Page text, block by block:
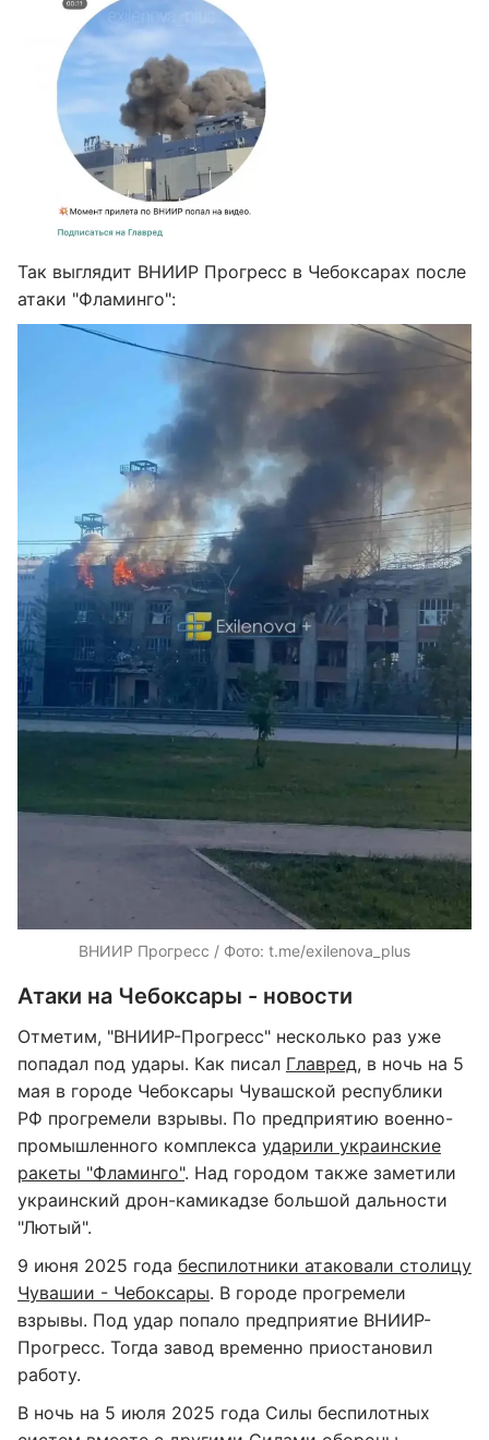
Так выглядит ВНИИР Прогресс в Чебоксарах после
атаки "Фламинго":
ВНИИР Прогресс / Фото: t.me/exilenova_plus
Атаки на Чебоксары - новости
Отметим, "ВНИИР-Прогресс" несколько раз уже
попадал под удары. Как писал Главред, в ночь на 5
мая в городе Чебоксары Чувашской республики
РФ прогремели взрывы. По предприятию военно-
промышленного комплекса ударили украинские
ракеты "Фламинго". Над городом также заметили
украинский дрон-камикадзе большой дальности
"Лютый".
9 июня 2025 года беспилотники атаковали столицу
Чувашии - Чебоксары. В городе прогремели
взрывы. Под удар попало предприятие ВНИИР-
Прогресс. Тогда завод временно приостановил
работу.
В ночь на 5 июля 2025 года Силы беспилотных